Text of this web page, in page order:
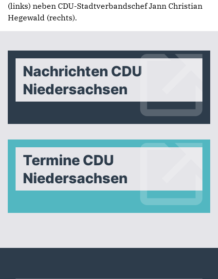
(links) neben CDU-Stadtverbandschef Jann Christian
Hegewald (rechts).
Nachrichten CDU
Niedersachsen
Termine CDU
Niedersachsen